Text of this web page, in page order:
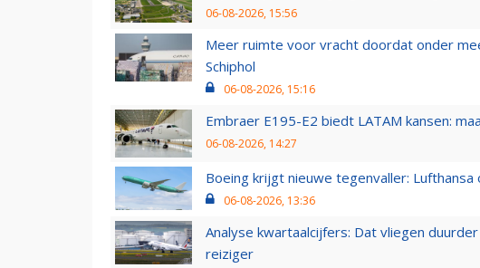
06-08-2026, 15:56
Meer ruimte voor vracht doordat onder
Schiphol
06-08-2026, 15:16
Embraer E195-E2 biedt LATAM kansen:
06-08-2026, 14:27
Boeing krijgt nieuwe tegenvaller:
06-08-2026, 13:36
Analyse kwartaalcijfers: Dat vliegen
reiziger